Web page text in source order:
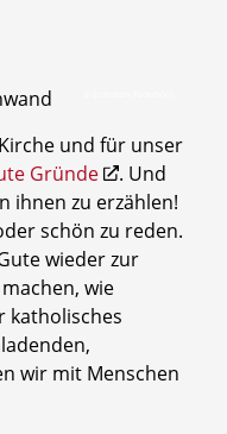
und für unser
Gründe
. Und
ihnen zu erzählen!
schön zu reden.
wieder zur
wie
katholisches
wir mit Menschen